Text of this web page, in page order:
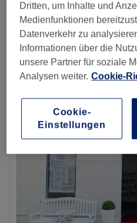
Herren - Vollbart in Form
schneiden
30 Min.
Schnellansicht Saloninfos
Mittwoch
Donnerstag
Samstag
Sonntag
Lust auf tolle Haarschnitte
im Salon La Bella Friseur in
Dritten, um Inhalte und
Medienfunktionen
Datenverkehr zu
Informationen über die
unsere Partner für soziale
Analysen weiter. Cookie-
Cookie-
Einstellungen